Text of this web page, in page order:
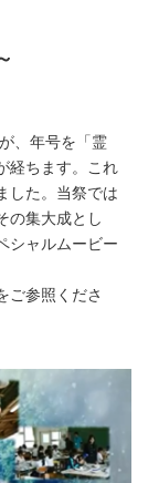
、年号を「霊
経ちます。これ
した。当祭では
の集大成とし
シャルムービー
ご参照くださ